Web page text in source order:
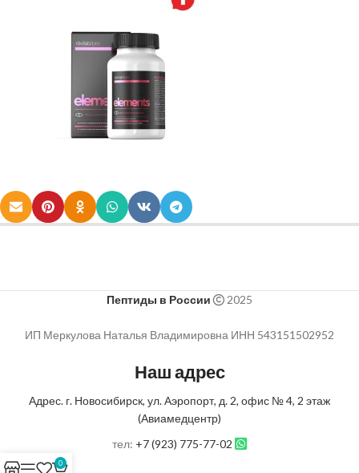
Пептиды в России 2025
ИП Меркулова Наталья Владимировна ИНН 543151502952
Наш адрес
Адрес. г. Новосибирск, ул. Аэропорт, д. 2, офис № 4, 2 этаж
(Авиамедцентр)
тел: +7 (923) 775-77-02
0